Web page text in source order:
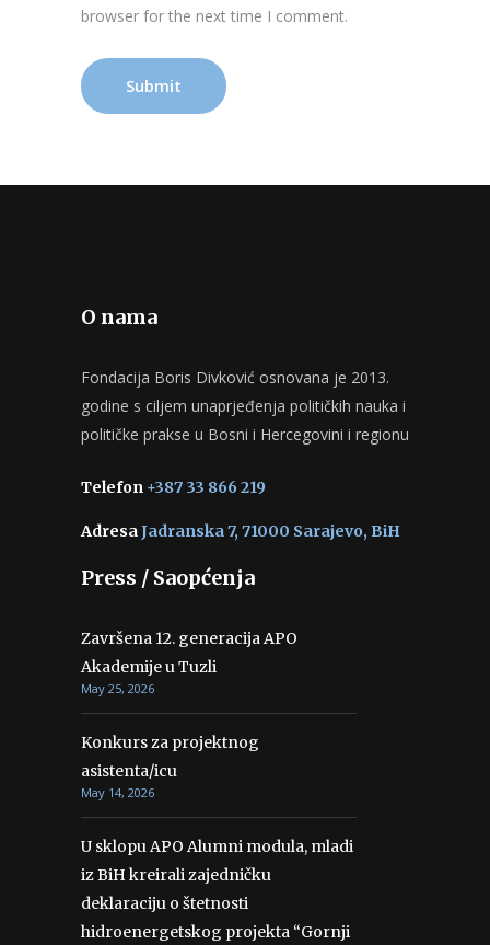
browser for the next time I comment.
O nama
Fondacija Boris Divković osnovana je 2013.
godine s ciljem unaprjeđenja političkih nauka i
političke prakse u Bosni i Hercegovini i regionu
Telefon +387 33 866 219
AdresaJadranska 7, 71000 Sarajevo, BiH
Press / Saopćenja
Završena 12. generacija APO
Akademije u Tuzli
May 25, 2026
Konkurs za projektnog
asistenta/icu
May 14, 2026
U sklopu APO Alumni modula, mladi
iz BiH kreirali zajedničku
deklaraciju o štetnosti
hidroenergetskog projekta “Gornji